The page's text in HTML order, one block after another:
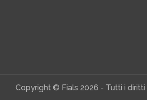
Copyright © Fials 2026 - Tutti i diritti